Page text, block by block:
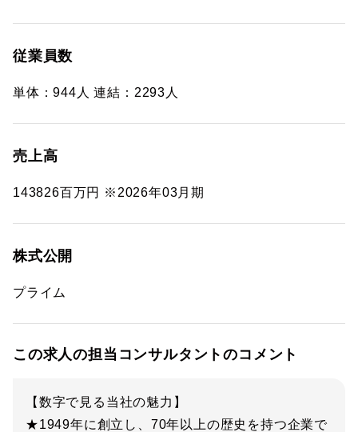
従業員数
単体：944人 連結：2293人
売上高
143826百万円 ※2026年03月期
株式公開
プライム
この求人の担当コンサルタントのコメント
【数字で見る当社の魅力】
★1949年に創立し、70年以上の歴史を持つ企業で